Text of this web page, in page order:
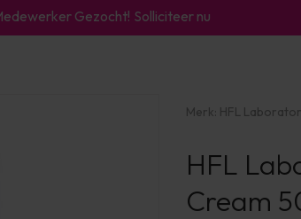
Gezocht! Solliciteer nu
Merk: HFL
HFL
Cream